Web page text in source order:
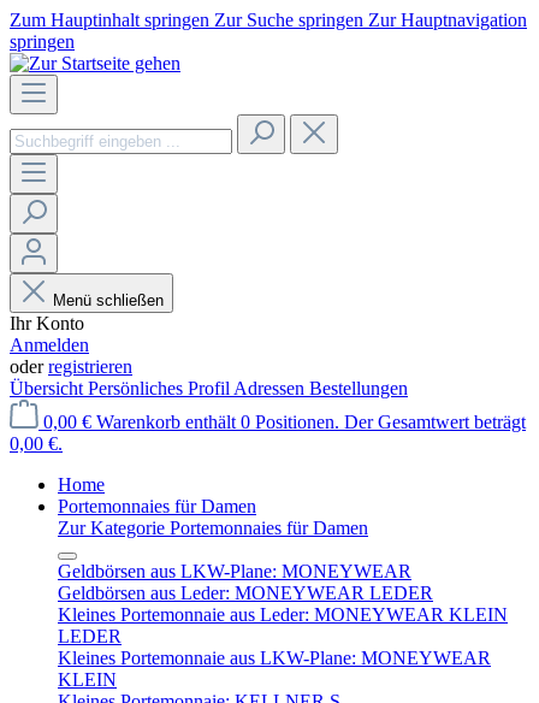
Zum Hauptinhalt springen Zur Suche springen Zur Hauptnavigation
springen
Menü schließen
Ihr Konto
Anmelden
oderregistrieren
Übersicht Persönliches Profil Adressen Bestellungen
0,00 € Warenkorb enthält 0 Positionen. Der Gesamtwert beträgt
0,00 €.
Home
Portemonnaies für Damen
Zur Kategorie Portemonnaies für Damen
Geldbörsen aus LKW-Plane: MONEYWEAR
Geldbörsen aus Leder: MONEYWEAR LEDER
Kleines Portemonnaie aus Leder: MONEYWEAR KLEIN
LEDER
Kleines Portemonnaie aus LKW-Plane: MONEYWEAR
KLEIN